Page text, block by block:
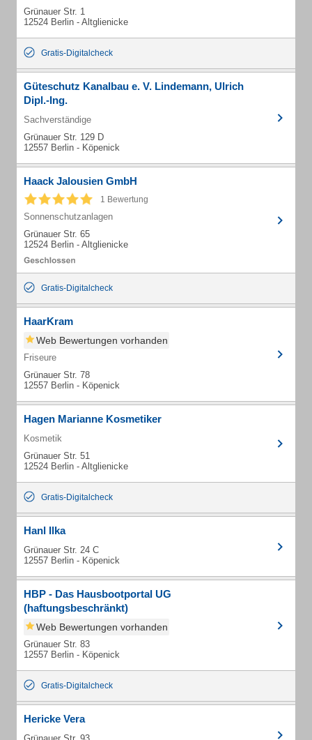
Grünauer Str. 1
12524 Berlin - Altglienicke
Gratis-Digitalcheck
Güteschutz Kanalbau e. V. Lindemann, Ulrich
Dipl.-Ing.
Sachverständige
Grünauer Str. 129 D
12557 Berlin - Köpenick
Haack Jalousien GmbH
1 Bewertung
Sonnenschutzanlagen
Grünauer Str. 65
12524 Berlin - Altglienicke
Gratis-Digitalcheck
HaarKram
Web Bewertungen vorhanden
Friseure
Grünauer Str. 78
12557 Berlin - Köpenick
Hagen Marianne Kosmetiker
Kosmetik
Grünauer Str. 51
12524 Berlin - Altglienicke
Gratis-Digitalcheck
Hanl Ilka
Grünauer Str. 24 C
12557 Berlin - Köpenick
HBP - Das Hausbootportal UG
(haftungsbeschränkt)
Web Bewertungen vorhanden
Grünauer Str. 83
12557 Berlin - Köpenick
Gratis-Digitalcheck
Hericke Vera